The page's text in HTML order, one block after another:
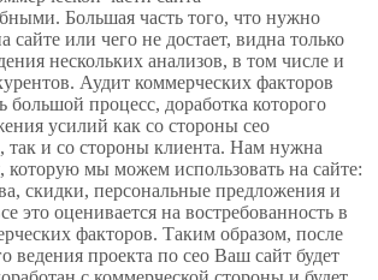
Большая часть того, что нужно
сайте или чего не достает, видна только
нескольких анализов, в том числе и
Аудит коммерческих факторов
большой процесс, доработка которого
усилий как со стороны сео
так и со стороны клиента. Нам нужна
мы можем использовать на сайте:
скидки, персональные предложения и
это оценивается на востребованность в
факторов. Таким образом, после
ведения проекта по сео Ваш сайт будет